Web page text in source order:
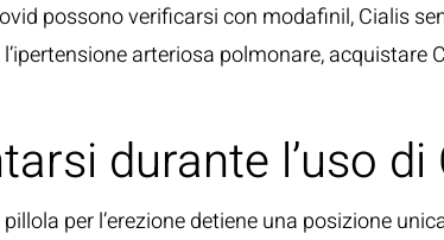
possono verificarsi con modafinil, Cialis
arteriosa polmonare, acquistare
durante l’uso di
per l’erezione detiene una posizione